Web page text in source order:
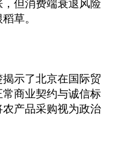
但消费端衰退风险
草。
示了北京在国际贸
商业契约与诚信标
产品采购视为政治